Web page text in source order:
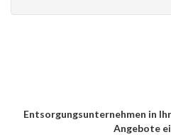
Entsorgungsunternehmen in
Angebote